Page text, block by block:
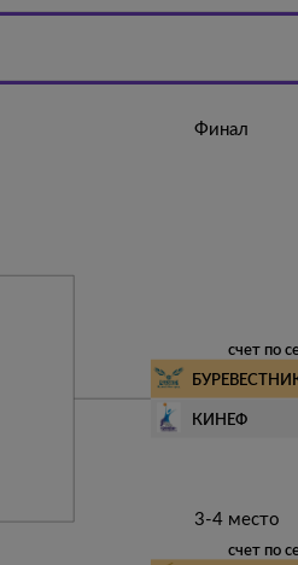
Финал
3-4 место
счет по
счет по
КИНЕФ